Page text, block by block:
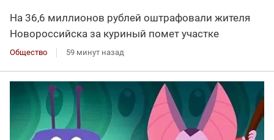
На 36,6 миллионов рублей оштрафовали жителя
Новороссийска за куриный помет участке
Общество 59 минут назад